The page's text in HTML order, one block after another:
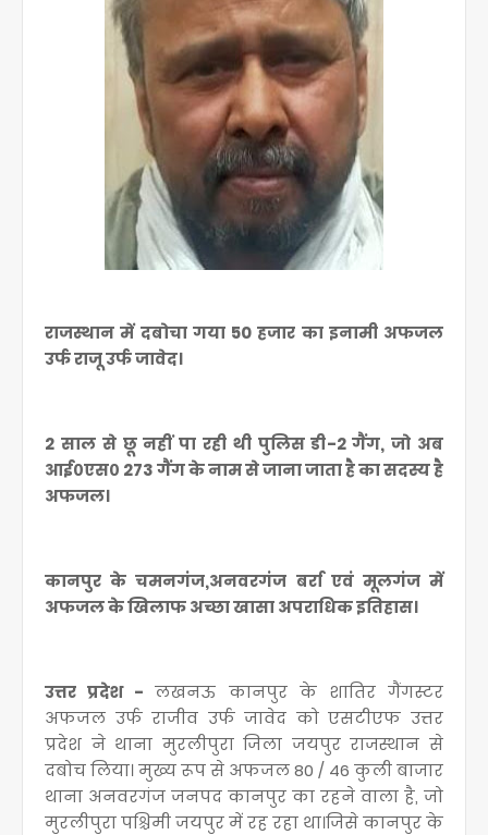
राजस्थान में दबोचा गया 50 हजार का इनामी अफजल
उर्फ राजू उर्फ जावेद।
2 साल से छू नहीं पा रही थी पुलिस डी-2 गैंग, जो अब
आई०एस० 273 गैंग के नाम से जाना जाता है का सदस्य है
अफजल।
कानपुर के चमनगंज,अनवरगंज बर्रा एवं मूलगंज में
अफजल के खिलाफ अच्छा खासा अपराधिक इतिहास।
उत्तर प्रदेश -लखनऊ कानपुर के शातिर गैंगस्टर
अफजल उर्फ राजीव उर्फ जावेद को एसटीएफ उत्तर
प्रदेश ने थाना मुरलीपुरा जिला जयपुर राजस्थान से
दबोच लिया। मुख्य रूप से अफजल 80 / 46 कुली बाजार
थाना अनवरगंज जनपद कानपुर का रहने वाला है, जो
मुरलीपुरा पश्चिमी जयपुर में रह रहा था।जिसे कानपुर के